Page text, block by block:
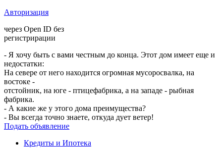
Авторизация
через Open ID без
регистрирации
- Я хочу быть с вами честным до конца. Этот дом имеет еще и
недостатки:
На севере от него находится огромная мусоросвалка, на
востоке -
отстойник, на юге - птицефабрика, а на западе - рыбная
фабрика.
- А какие же у этого дома преимущества?
- Вы всегда точно знаете, откуда дует ветер!
Подать объявление
Кредиты и Ипотека